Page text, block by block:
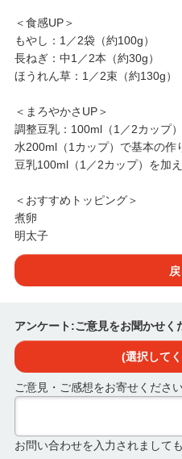
＜食感UP＞
もやし：1／2袋（約100g）
長ねぎ：中1／2本（約30g）
ほうれん草：1／2束（約130g）
＜まろやかさUP＞
調整豆乳：100ml（1／2カップ）
水200ml（1カップ）で基本の作
豆乳100ml（1／2カップ）を加
＜おすすめトッピング＞
煮卵
明太子
アンケート:ご意見をお聞かせく
(選択して
ご意見・ご感想をお寄せくださ
お問い合わせを入力されまして